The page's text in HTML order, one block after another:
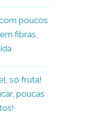
poucos
fibras,
só fruta!
poucas